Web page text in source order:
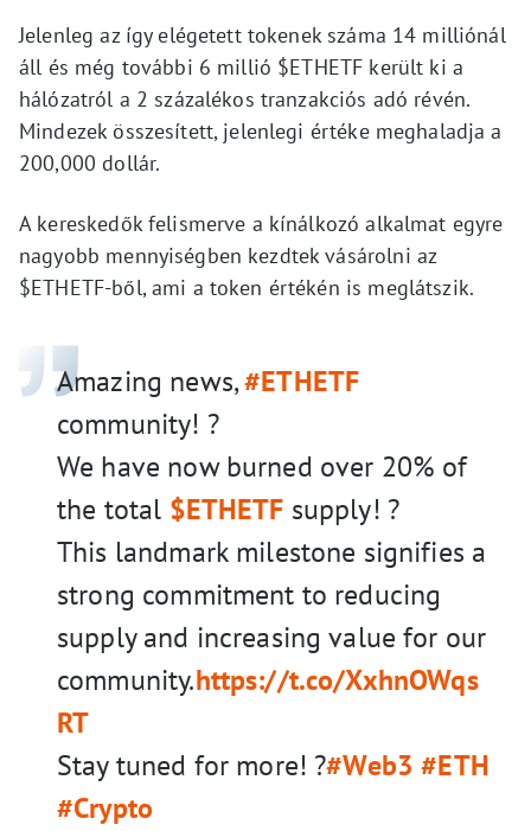
Jelenleg az így elégetett tokenek száma 14 milliónál
áll és még további 6 millió $ETHETF került ki a
hálózatról a 2 százalékos tranzakciós adó révén.
Mindezek összesített, jelenlegi értéke meghaladja a
200,000 dollár.
A kereskedők felismerve a kínálkozó alkalmat egyre
nagyobb mennyiségben kezdtek vásárolni az
$ETHETF-ből, ami a token értékén is meglátszik.
Amazing news,#ETHETF
community! ?
We have now burned over 20% of
the total $ETHETF supply! ?
This landmark milestone signifies a
strong commitment to reducing
supply and increasing value for our
community.https://t.co/XxhnOWqs
RT
Stay tuned for more! ?#Web3 #ETH
#Crypto